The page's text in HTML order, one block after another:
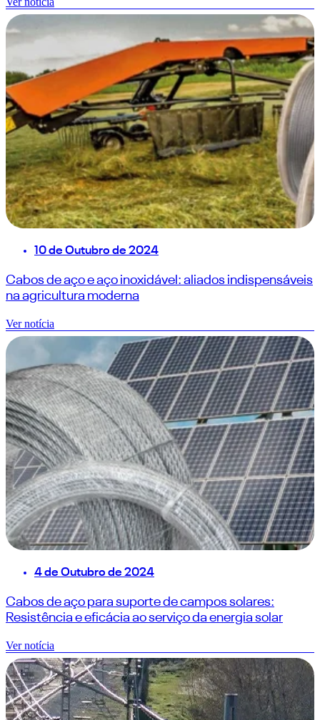
10 de Outubro de 2024
Cabos de aço e aço inoxidável: aliados indispensáveis
na agricultura moderna
Ver notícia
4 de Outubro de 2024
Cabos de aço para suporte de campos solares:
Resistência e eficácia ao serviço da energia solar
Ver notícia